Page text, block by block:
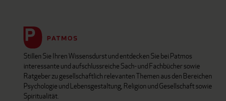
Stillen Sie Ihren Wissensdurst und entdecken Sie bei Patmos
interessante und aufschlussreiche Sach- und Fachbücher sowie
Ratgeber zu gesellschaftlich relevanten Themen aus den Bereichen
Psychologie und Lebensgestaltung, Religion und Gesellschaft sowie
Spiritualität.